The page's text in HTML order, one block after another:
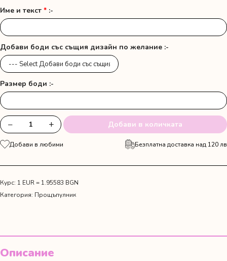
Име и текст * :-
Добави боди със същия дизайн по желание :-
Размер боди :-
количество
за
Платно
с
име
− + Добави в количката
Добави в любими Безплатна доставка над 120 лв
Курс: 1 EUR = 1.95583 BGN
Категория: Прощъпулник
Описание